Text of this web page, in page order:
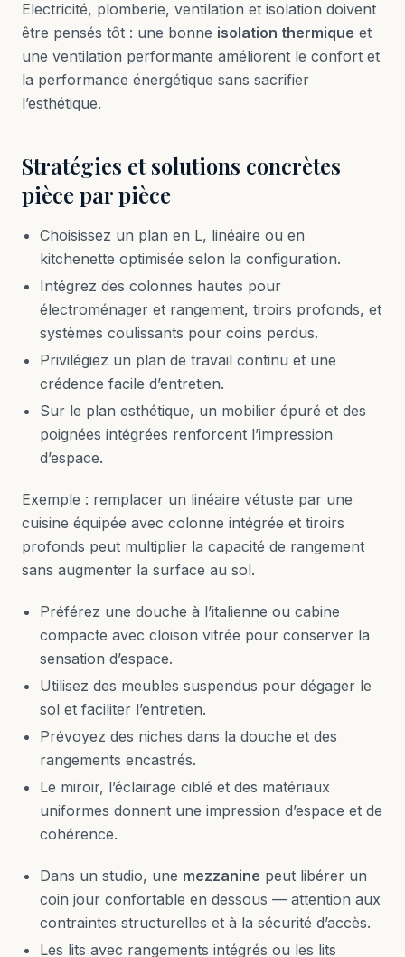
Electricité, plomberie, ventilation et isolation doivent
être pensés tôt : une bonne isolation thermique et
une ventilation performante améliorent le confort et
la performance énergétique sans sacrifier
l’esthétique.
Stratégies et solutions concrètes
pièce par pièce
Choisissez un plan en L, linéaire ou en
kitchenette optimisée selon la configuration.
Intégrez des colonnes hautes pour
électroménager et rangement, tiroirs profonds, et
systèmes coulissants pour coins perdus.
Privilégiez un plan de travail continu et une
crédence facile d’entretien.
Sur le plan esthétique, un mobilier épuré et des
poignées intégrées renforcent l’impression
d’espace.
Exemple : remplacer un linéaire vétuste par une
cuisine équipée avec colonne intégrée et tiroirs
profonds peut multiplier la capacité de rangement
sans augmenter la surface au sol.
Préférez une douche à l’italienne ou cabine
compacte avec cloison vitrée pour conserver la
sensation d’espace.
Utilisez des meubles suspendus pour dégager le
sol et faciliter l’entretien.
Prévoyez des niches dans la douche et des
rangements encastrés.
Le miroir, l’éclairage ciblé et des matériaux
uniformes donnent une impression d’espace et de
cohérence.
Dans un studio, une mezzanine peut libérer un
coin jour confortable en dessous — attention aux
contraintes structurelles et à la sécurité d’accès.
Les lits avec rangements intégrés ou les lits